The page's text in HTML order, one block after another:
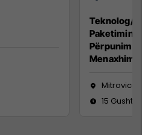
Teknolog/e
Paketimin
Mitrovicë
15 Gusht